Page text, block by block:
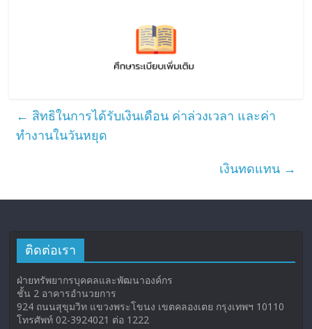
← สิทธิในการได้รับเงินเดือน ค่าล่วงเวลา และค่า
ทำงานในวันหยุด
เงินทดแทน →
ติดต่อเรา
ฝ่ายทรัพยากรบุคคลและพัฒนาองค์กร
ชั้น 2 อาคารอำนวยการ
924 ถนนสุขุมวิท แขวงพระโขนง เขตคลองเตย กรุงเทพฯ 10110
โทรศัพท์ 02-3924021 ต่อ 1222